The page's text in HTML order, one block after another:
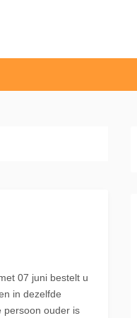
07 juni bestelt u
in dezelfde
persoon ouder is